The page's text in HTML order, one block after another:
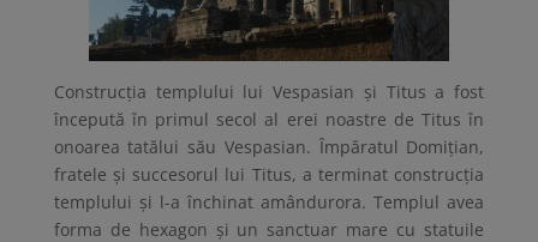
Construcția templului lui Vespasian și Titus a fost
începută în primul secol al erei noastre de Titus în
onoarea tatălui său Vespasian. Împăratul Domițian,
fratele și succesorul lui Titus, a terminat construcția
templului și l-a închinat amândurora. Templul avea
forma de hexagon și un sanctuar mare cu statuile